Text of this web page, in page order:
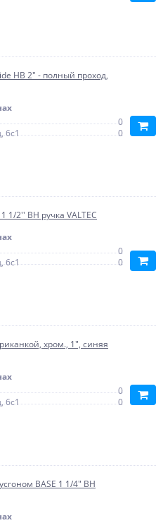
НВ 2" - полный проход,
0
6с1
0
1/2'' ВН ручка VALTEC
0
6с1
0
хром., 1", синяя
0
6с1
0
BASE 1 1/4" ВН